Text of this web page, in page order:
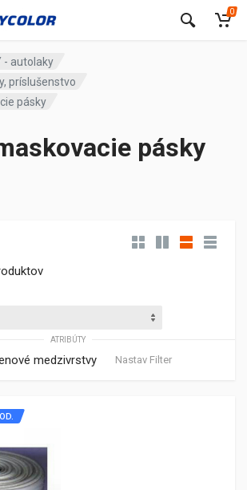
0
- autolaky
príslušenstvo
pásky
pásky
ATRIBÚTY
medzivrstvy Nastav Filter